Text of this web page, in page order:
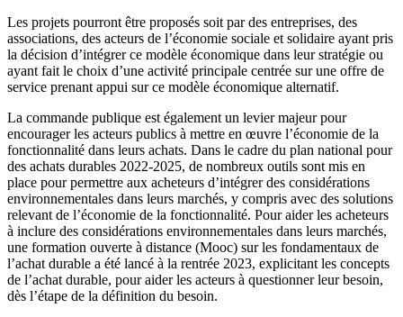
Les projets pourront être proposés soit par des entreprises, des
associations, des acteurs de l’économie sociale et solidaire ayant pris
la décision d’intégrer ce modèle économique dans leur stratégie ou
ayant fait le choix d’une activité principale centrée sur une offre de
service prenant appui sur ce modèle économique alternatif.
La commande publique est également un levier majeur pour
encourager les acteurs publics à mettre en œuvre l’économie de la
fonctionnalité dans leurs achats. Dans le cadre du plan national pour
des achats durables 2022-2025, de nombreux outils sont mis en
place pour permettre aux acheteurs d’intégrer des considérations
environnementales dans leurs marchés, y compris avec des solutions
relevant de l’économie de la fonctionnalité. Pour aider les acheteurs
à inclure des considérations environnementales dans leurs marchés,
une formation ouverte à distance (Mooc) sur les fondamentaux de
l’achat durable a été lancé à la rentrée 2023, explicitant les concepts
de l’achat durable, pour aider les acteurs à questionner leur besoin,
dès l’étape de la définition du besoin.